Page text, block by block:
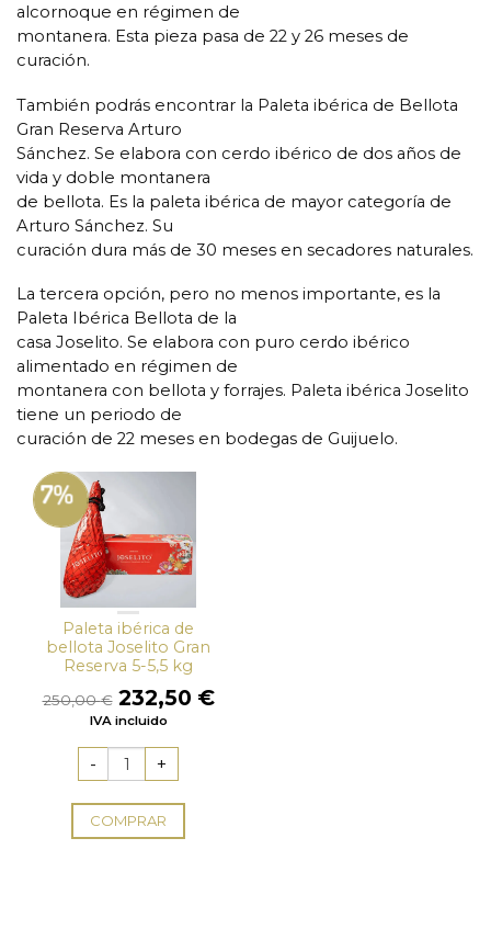
alcornoque en régimen de
montanera. Esta pieza pasa de 22 y 26 meses de
curación.
También podrás encontrar la Paleta ibérica de Bellota
Gran Reserva Arturo
Sánchez. Se elabora con cerdo ibérico de dos años de
vida y doble montanera
de bellota. Es la paleta ibérica de mayor categoría de
Arturo Sánchez. Su
curación dura más de 30 meses en secadores naturales.
La tercera opción, pero no menos importante, es la
Paleta Ibérica Bellota de la
casa Joselito. Se elabora con puro cerdo ibérico
alimentado en régimen de
montanera con bellota y forrajes. Paleta ibérica Joselito
tiene un periodo de
curación de 22 meses en bodegas de Guijuelo.
7%
Paleta ibérica de
bellota Joselito Gran
Reserva 5-5,5 kg
250,00€ El
precio
era:
250,00 €.
232,50 €El
IVA incluido
COMPRAR